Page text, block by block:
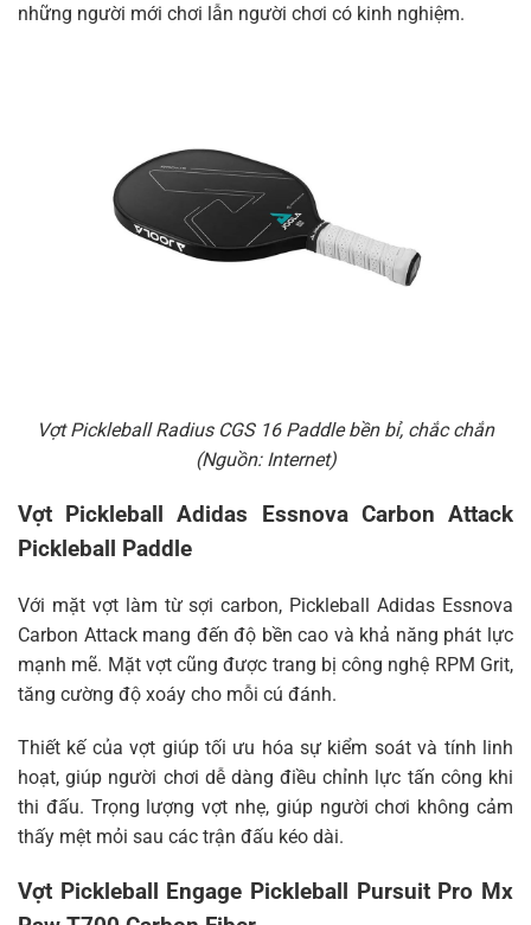
những người mới chơi lẫn người chơi có kinh nghiệm.
Vợt Pickleball Radius CGS 16 Paddle bền bỉ, chắc chắn
(Nguồn: Internet)
Vợt Pickleball Adidas Essnova Carbon Attack
Pickleball Paddle
Với mặt vợt làm từ sợi carbon, Pickleball Adidas Essnova
Carbon Attack mang đến độ bền cao và khả năng phát lực
mạnh mẽ. Mặt vợt cũng được trang bị công nghệ RPM Grit,
tăng cường độ xoáy cho mỗi cú đánh.
Thiết kế của vợt giúp tối ưu hóa sự kiểm soát và tính linh
hoạt, giúp người chơi dễ dàng điều chỉnh lực tấn công khi
thi đấu. Trọng lượng vợt nhẹ, giúp người chơi không cảm
thấy mệt mỏi sau các trận đấu kéo dài.
Vợt Pickleball Engage Pickleball Pursuit Pro Mx